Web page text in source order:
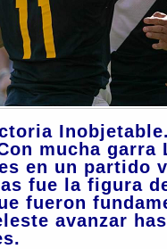
mucha
en un partido
fue la figura
fueron
avanzar